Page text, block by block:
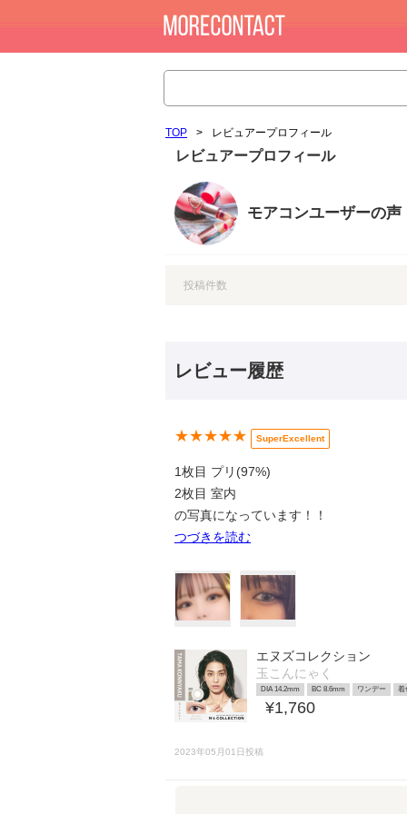
TOP > レビュアープロフィール
レビュアープロフィール
モアコンユーザーの声
投稿件数
レビュー履歴
★★★★★ SuperExcellent
1枚目 プリ(97%)
2枚目 室内
の写真になっています！！
つづきを読む
エヌズコレクション
玉こんにゃく
DIA 14.2mm BC 8.6mm ワンデー 着
¥1,760
2023年05月01日投稿